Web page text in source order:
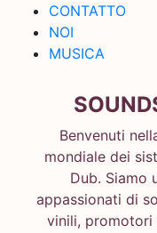
CONTATTO
NOI
MUSICA
Benvenuti
mondiale dei
Dub. Siamo
appassionati di
vinili, promotori